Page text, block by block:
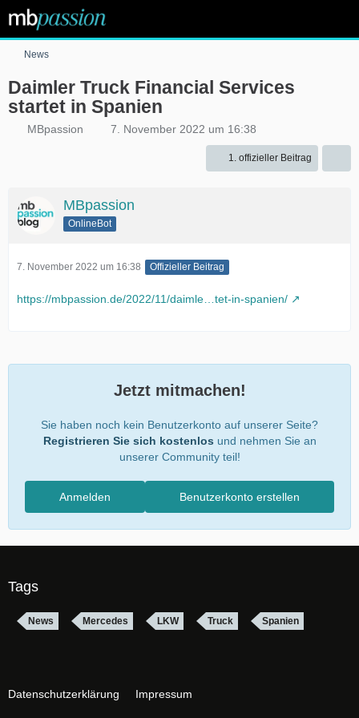
News
Daimler Truck Financial Services
startet in Spanien
MBpassion 7. November 2022 um 16:38
1. offizieller Beitrag
MBpassion
OnlineBot
7. November 2022 um 16:38 Offizieller Beitrag
https://mbpassion.de/2022/11/daimle…tet-in-spanien/
Jetzt mitmachen!
Sie haben noch kein Benutzerkonto auf unserer Seite?
Registrieren Sie sich kostenlos und nehmen Sie an
unserer Community teil!
Benutzerkonto erstellen
Anmelden
Tags
News Mercedes LKW Truck Spanien
Datenschutzerklärung Impressum